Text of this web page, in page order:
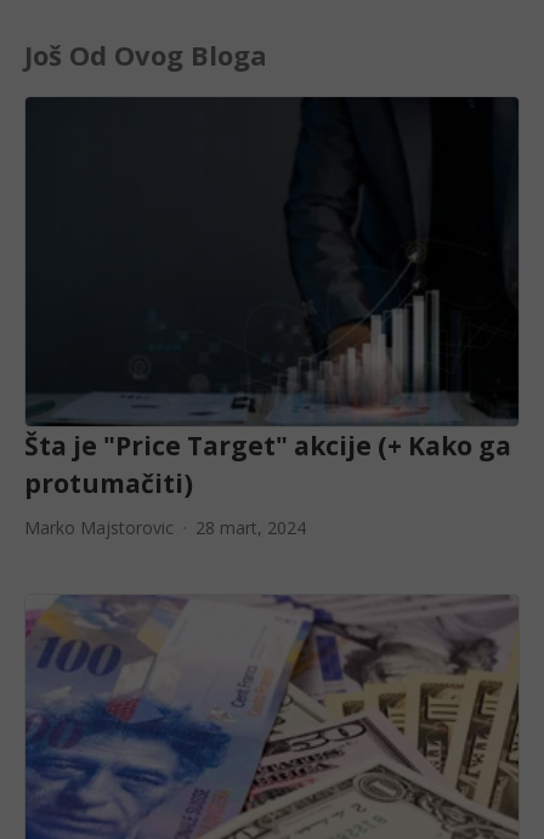
Još Od Ovog Bloga
Šta je "Price Target" akcije (+ Kako ga
protumačiti)
Marko Majstorovic 28 mart, 2024